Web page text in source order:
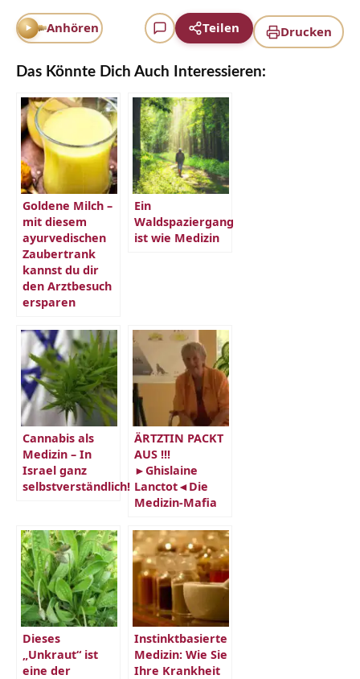
Drucken
Anhören Teilen
Das Könnte Dich Auch Interessieren:
Goldene Milch –
mit diesem
ayurvedischen
Zaubertrank
kannst du dir
den Arztbesuch
ersparen
Ein
Waldspaziergang
ist wie Medizin
Cannabis als
Medizin – In
Israel ganz
selbstverständlich!
ÄRTZTIN PACKT
AUS !!!
►Ghislaine
Lanctot◄Die
Medizin-Mafia
Dieses
„Unkraut“ ist
eine der
Instinktbasierte
Medizin: Wie Sie
Ihre Krankheit